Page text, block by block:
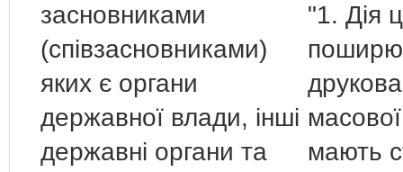
засновниками
(співзасновниками)
яких є органи
державної влади, інші
державні органи та
"1. Дія
мають